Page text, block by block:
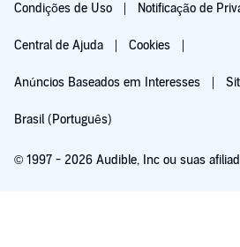
Condições de Uso Notificação de
Central de Ajuda Cookies
Anúncios Baseados em Interesses
Brasil (Português)
© 1997 - 2026 Audible, Inc ou suas